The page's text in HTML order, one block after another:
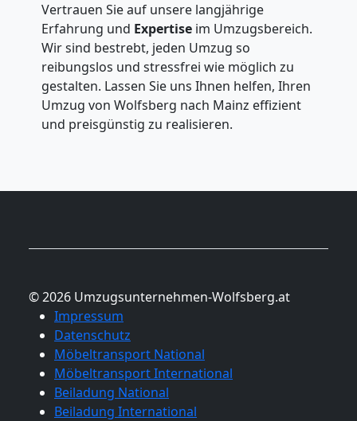
Vertrauen Sie auf unsere langjährige
Erfahrung und Expertise im Umzugsbereich.
Wir sind bestrebt, jeden Umzug so
reibungslos und stressfrei wie möglich zu
gestalten. Lassen Sie uns Ihnen helfen, Ihren
Umzug von Wolfsberg nach Mainz effizient
und preisgünstig zu realisieren.
© 2026 Umzugsunternehmen-Wolfsberg.at
Impressum
Datenschutz
Möbeltransport National
Möbeltransport International
Beiladung National
Beiladung International